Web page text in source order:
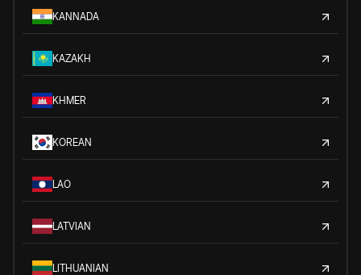
KANNADA
KAZAKH
KHMER
KOREAN
LAO
LATVIAN
LITHUANIAN